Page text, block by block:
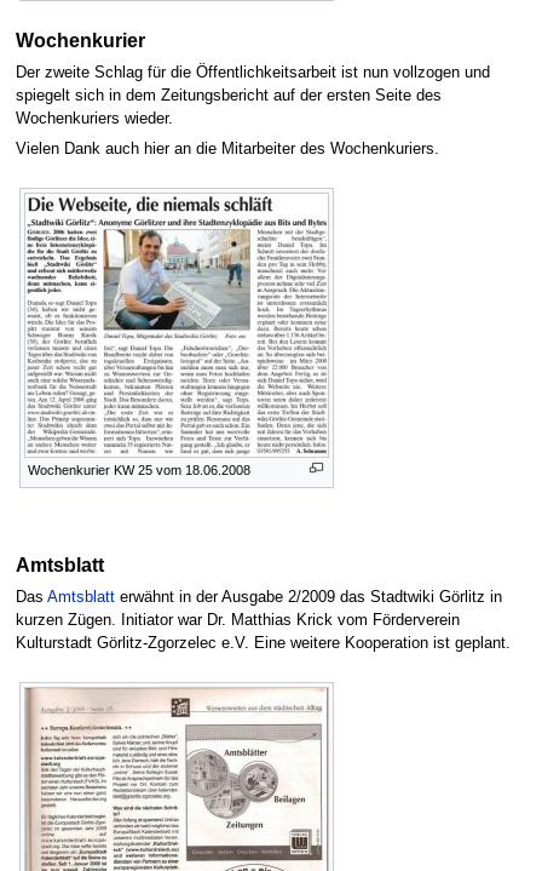
Wochenkurier
Der zweite Schlag für die Öffentlichkeitsarbeit ist nun vollzogen und
spiegelt sich in dem Zeitungsbericht auf der ersten Seite des
Wochenkuriers wieder.
Vielen Dank auch hier an die Mitarbeiter des Wochenkuriers.
Wochenkurier KW 25 vom 18.06.2008
Amtsblatt
Das Amtsblatterwähnt in der Ausgabe 2/2009 das Stadtwiki Görlitz in
kurzen Zügen. Initiator war Dr. Matthias Krick vom Förderverein
Kulturstadt Görlitz-Zgorzelec e.V. Eine weitere Kooperation ist geplant.